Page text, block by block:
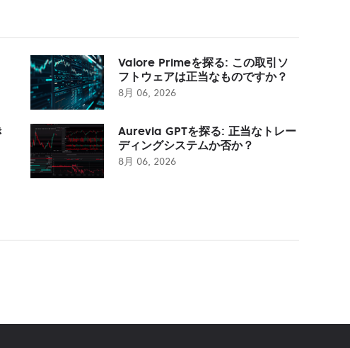
Valore Primeを探る: この取引ソ
フトウェアは正当なものですか？
8月 06, 2026
Aurevia GPTを探る: 正当なトレー
ディングシステムか否か？
8月 06, 2026